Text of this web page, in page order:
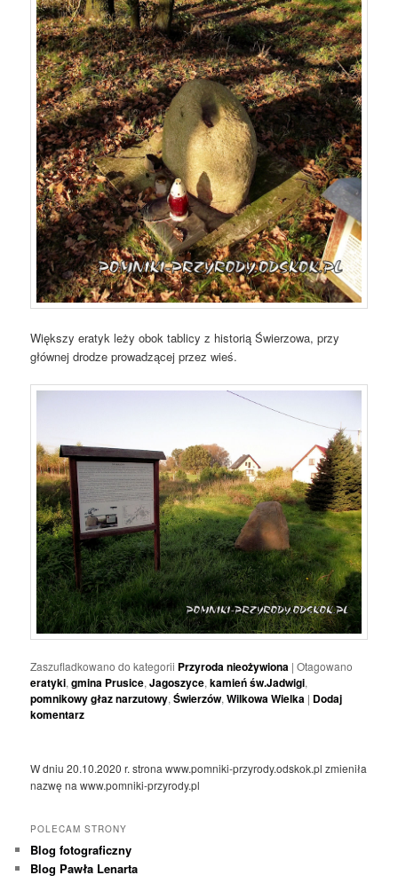
Większy eratyk leży obok tablicy z historią Świerzowa, przy
głównej drodze prowadzącej przez wieś.
Zaszufladkowano do kategorii Przyroda nieożywiona |Otagowano
eratyki,gmina Prusice,Jagoszyce,kamień św.Jadwigi,
pomnikowy głaz narzutowy,Świerzów,Wilkowa Wielka | Dodaj
komentarz
W dniu 20.10.2020 r. strona www.pomniki-przyrody.odskok.pl zmieniła
nazwę na www.pomniki-przyrody.pl
POLECAM STRONY
Blog fotograficzny
Blog Pawła Lenarta